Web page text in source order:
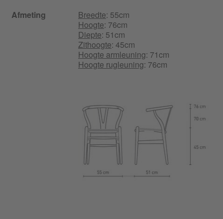
Afmeting
Breedte: 55cm
Hoogte: 76cm
Diepte: 51cm
Zithoogte: 45cm
Hoogte armleuning: 71cm
Hoogte rugleuning: 76cm